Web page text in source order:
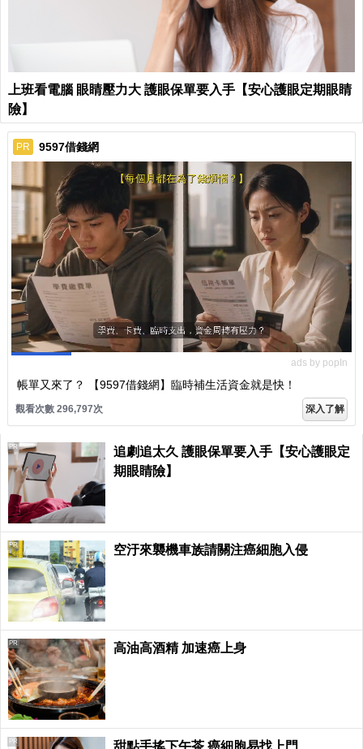
上班看電腦 眼睛壓力大 護眼保單要入手【安心護眼定期眼睛
險】
PR 9597借錢網
ads by popIn
帳單又來了？ 【9597借錢網】臨時補生活資金就是快！
觀看次數 296,797次 深入了解
追劇追太久 護眼保單要入手【安心護眼定
期眼睛險】
PR
空汙來襲機車族請關注癌細胞入侵
PR
高油高酒精 加速癌上身
PR
PR